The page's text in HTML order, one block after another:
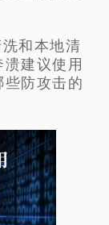
和本地清
建议使用
防攻击的